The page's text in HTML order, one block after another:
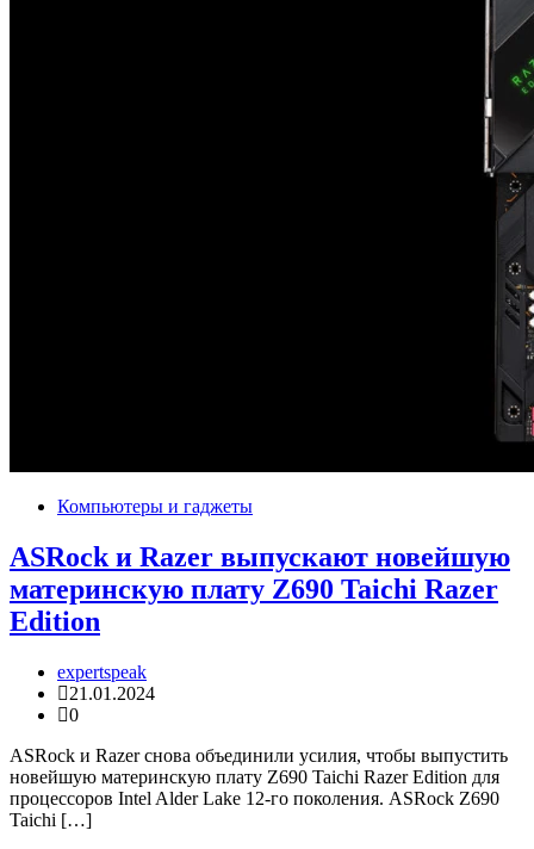
Компьютеры и гаджеты
ASRock и Razer выпускают новейшую
материнскую плату Z690 Taichi Razer
Edition
expertspeak
21.01.2024
0
ASRock и Razer снова объединили усилия, чтобы выпустить
новейшую материнскую плату Z690 Taichi Razer Edition для
процессоров Intel Alder Lake 12-го поколения. ASRock Z690
Taichi […]